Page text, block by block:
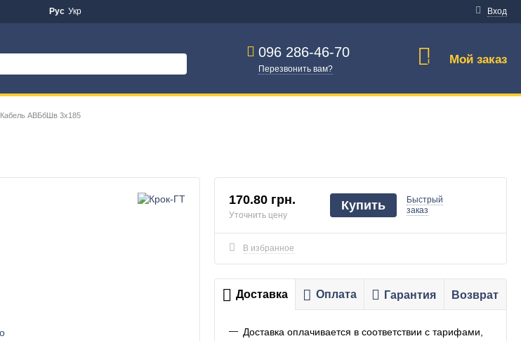
Новости Вход
Рус Укр
096 286-46-70
Перезвонить вам?
0 Мой заказ
Кабель АВБбШв 3х185
170.80 грн.
Уточнить цену
Купить
Быстрый
заказ
В избранное
Доставка Оплата Гарантия Возврат
Доставка оплачивается в соответствии с тарифами,